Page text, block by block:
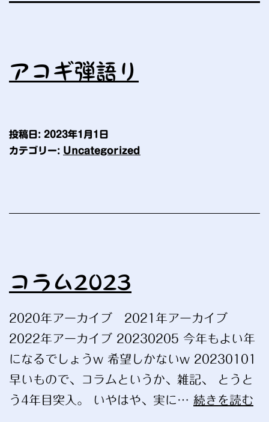
アコギ弾語り
投稿日: 2023年1月1日
カテゴリー: Uncategorized
コラム2023
2020年アーカイブ 2021年アーカイブ
2022年アーカイブ 20230205 今年もよい年
になるでしょうw 希望しかないw 20230101
早いもので、コラムというか、雑記、 とうと
う4年目突入。 いやはや、実に… 続きを読む